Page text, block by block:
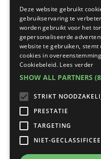
Mis
Ontvang onze wekelijkse
E-
mail
Deze website gebruikt
gebruikservaring te
worden gebruikt voor het
gepersonaliseerde
website te gebruiken, stemt
cookies in
Cookiebeleid. Lees verder
SHOW ALL PARTNERS
STRIKT
PRESTATIE
TARGETING
NIET-